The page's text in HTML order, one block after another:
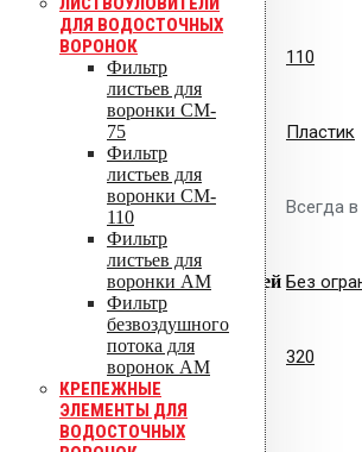
ДЛЯ ВОДОСТОЧНЫХ
ВОРОНОК
Фильтр
листьев для
воронки CM-
75
Фильтр
листьев для
воронки CM-
110
Фильтр
листьев для
воронки AM
Фильтр
безвоздушного
потока для
воронок AM
КРЕПЕЖНЫЕ
ЭЛЕМЕНТЫ ДЛЯ
ВОДОСТОЧНЫХ
Диаметр, мм 110
Материал изготовления Пластик
Наличие Всегда
Совместимость с гидроизоляцией Без
Высота, мм 320
Инструкции по монтажу
Сертификаты